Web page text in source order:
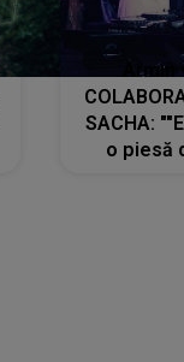
SACHA:
o piesă